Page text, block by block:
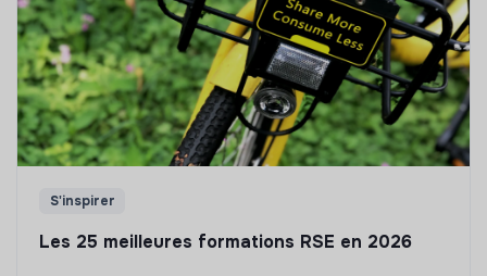
S'inspirer
Les 25 meilleures formations RSE en 2026